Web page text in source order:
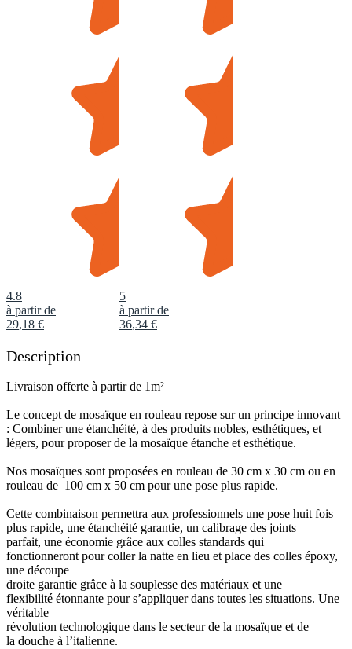
4.8
à partir de
29,18 €
5
à partir de
36,34 €
Description
Livraison offerte à partir de 1m²
Le concept de mosaïque en rouleau repose sur un principe innovant
: Combiner une étanchéité, à des produits nobles, esthétiques, et
légers, pour proposer de la mosaïque étanche et esthétique.
Nos mosaïques sont proposées en rouleau de 30 cm x 30 cm ou en
rouleau de 100 cm x 50 cm pour une pose plus rapide.
Cette combinaison permettra aux professionnels une pose huit fois
plus rapide, une étanchéité garantie, un calibrage des joints
parfait, une économie grâce aux colles standards qui
fonctionneront pour coller la natte en lieu et place des colles époxy,
une découpe
droite garantie grâce à la souplesse des matériaux et une
flexibilité étonnante pour s’appliquer dans toutes les situations. Une
véritable
révolution technologique dans le secteur de la mosaïque et de
la douche à l’italienne.